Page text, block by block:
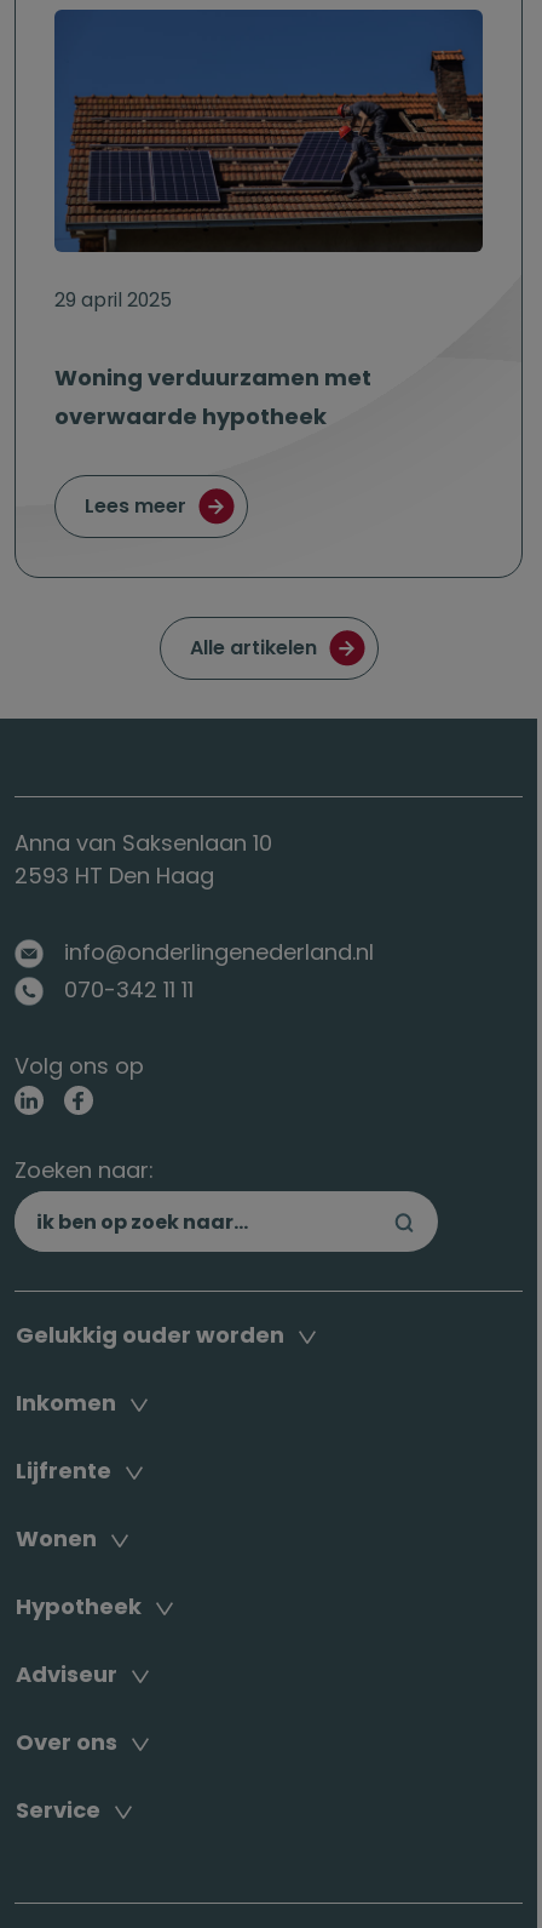
29 april 2025
Woning verduurzamen met
overwaarde hypotheek
Lees meer over Woning verduurzamen met
Ga naar de pagina met
Alle artikelen
Anna van Saksenlaan 10
2593 HT Den Haag
info@onderlingenederland.nl
070-342 11 11
Volg ons op
Zoeken naar:
Gelukkig ouder worden
Inkomen
Lijfrente
Wonen
Hypotheek
Adviseur
Over ons
Service